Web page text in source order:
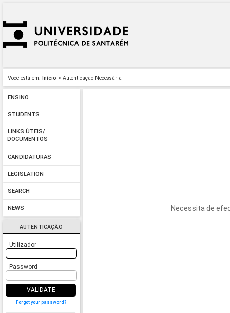
Você está em: Início > Autenticação Necessária
ENSINO
STUDENTS
LINKS ÚTEIS/
DOCUMENTOS
CANDIDATURAS
LEGISLATION
SEARCH
NEWS
AUTENTICAÇÃO
Utilizador
Password
VALIDATE
Forgot your password?
Necessita de